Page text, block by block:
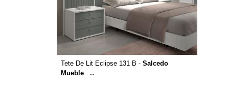
Tete De Lit Eclipse 131 B - Salcedo
Mueble
...